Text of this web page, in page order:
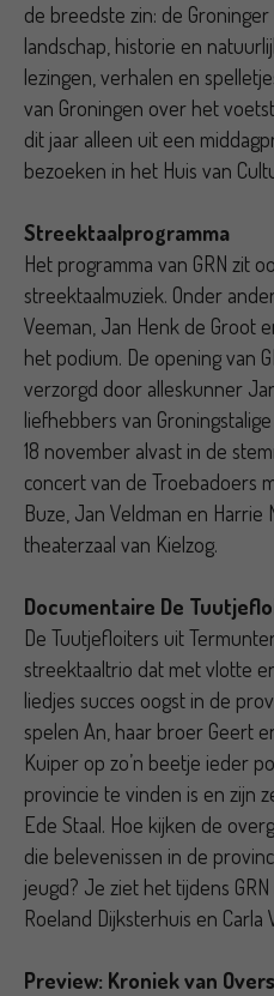
de breedste zin: de Groninger
landschap, historie en
lezingen, verhalen en
van Groningen over het
dit jaar alleen uit een
bezoeken in het Huis van
Streektaalprogramma
Het programma van GRN zit
streektaalmuziek. Onder
Veeman, Jan Henk de Groot
het podium. De opening van
verzorgd door alleskunner
liefhebbers van
18 november alvast in de
concert van de Troebadoers
Buze, Jan Veldman en Harrie
theaterzaal van Kielzog.
Documentaire De
De Tuutjefloiters uit
streektaaltrio dat met vlotte
liedjes succes oogst in de
spelen An, haar broer Geert
Kuiper op zo’n beetje ieder
provincie te vinden is en zijn
Ede Staal. Hoe kijken de
die belevenissen in de
jeugd? Je ziet het tijdens
Roeland Dijksterhuis en Carla
Preview: Kroniek van